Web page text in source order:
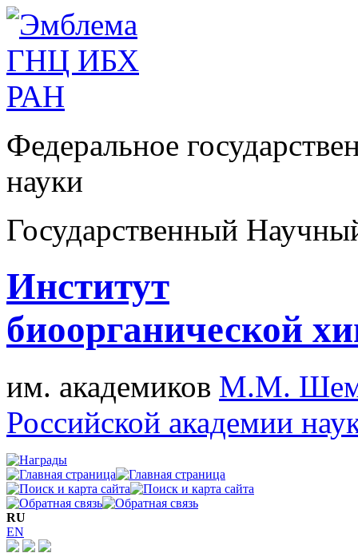
Федеральное
науки
Государственный
Институт
биоорганической
им. академиков М.М.
Российской академии
RU
EN